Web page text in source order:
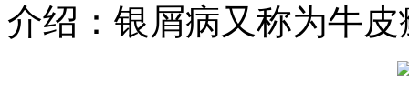
介绍：银屑病又称为牛皮